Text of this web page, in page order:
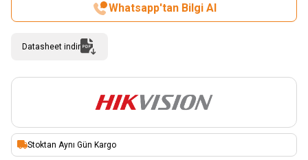
Whatsapp'tan Bilgi Al
Datasheet indir
Stoktan Aynı Gün Kargo